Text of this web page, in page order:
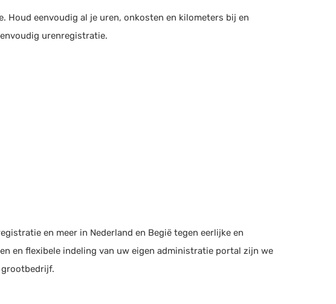
Houd eenvoudig al je uren, onkosten en kilometers bij en
urenregistratie.
en meer in Nederland en Begië tegen eerlijke en
en flexibele indeling van uw eigen administratie portal zijn we
grootbedrijf.